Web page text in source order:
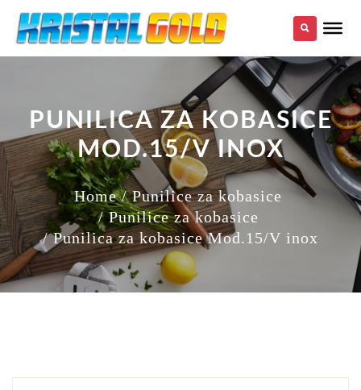
PUNILICA ZA KOBASICE
MOD.15/V INOX
Home / Punilice za kobasice
/ Punilice za kobasice
/ Punilica za kobasice Mod.15/V inox